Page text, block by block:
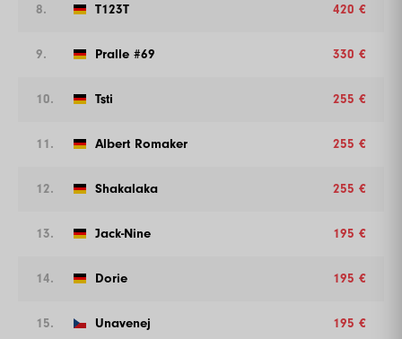
8. T123T 420 €
9. Pralle #69 330 €
10. Tsti 255 €
11. Albert Romaker 255 €
12. Shakalaka 255 €
13. Jack-Nine 195 €
14. Dorie 195 €
15. Unavenej 195 €